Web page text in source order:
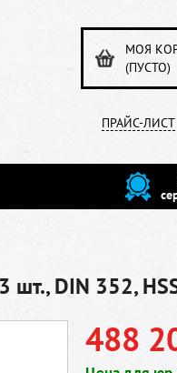
МОЯ
(ПУСТО)
ПРАЙС-ЛИСТ
DIN 352,
488